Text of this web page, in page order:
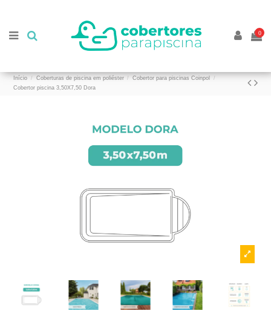
0
Início Coberturas de piscina em poliéster
Cobertor para piscinas Coinpol
Cobertor piscina 3,50X7,50 Dora